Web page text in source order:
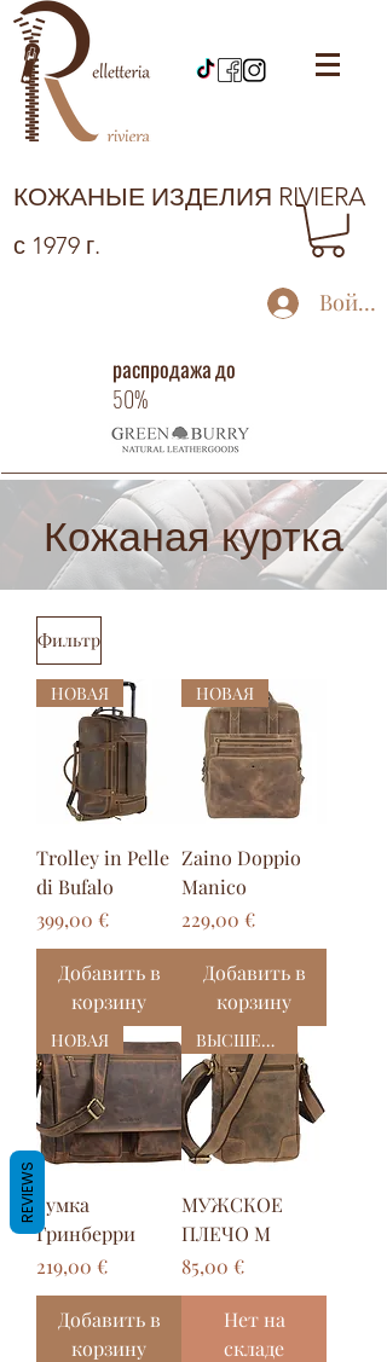
КОЖАНЫЕ ИЗДЕЛИЯ RIVIERA
с 1979 г.
Войти
распродажа до
50%
Кожаная куртка
Фильтр
НОВАЯ
Trolley in Pelle
di Bufalo
Цена
399,00 €
Добавить в
корзину
НОВАЯ
Zaino Doppio
Manico
Цена
229,00 €
Добавить в
корзину
НОВАЯ
сумка
Гринберри
Цена
219,00 €
Добавить в
корзину
ВЫСШЕЕ КАЧЕСТВО
МУЖСКОЕ
ПЛЕЧО M
Цена
85,00 €
Нет на
складе
REVIEWS